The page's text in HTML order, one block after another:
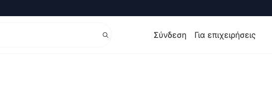
Σύνδεση Για επιχειρήσεις